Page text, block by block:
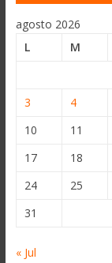
agosto 2026
L
M
3
4
10
11
17
18
24
25
31
« Jul